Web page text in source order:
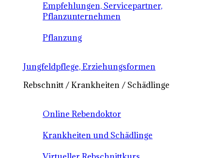
Empfehlungen, Servicepartner,
Pflanzunternehmen
Pflanzung
Jungfeldpflege, Erziehungsformen
Rebschnitt / Krankheiten / Schädlinge
Online Rebendoktor
Krankheiten und Schädlinge